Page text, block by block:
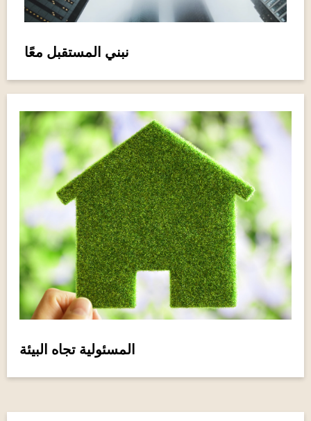
نبني المستقبل معًا
المسئولية تجاه البيئة